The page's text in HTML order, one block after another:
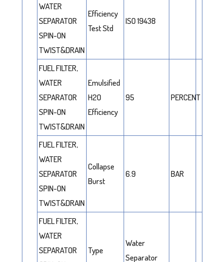
WATER
SEPARATOR
SPIN-ON
TWIST&DRAIN
Efficiency
Test Std
ISO 19438
FUEL FILTER,
WATER
SEPARATOR
SPIN-ON
TWIST&DRAIN
Emulsified
H2O
Efficiency
95 PERCENT
FUEL FILTER,
WATER
SEPARATOR
SPIN-ON
TWIST&DRAIN
Collapse
Burst
6.9 BAR
FUEL FILTER,
WATER
SEPARATOR
Type
Water
Separator